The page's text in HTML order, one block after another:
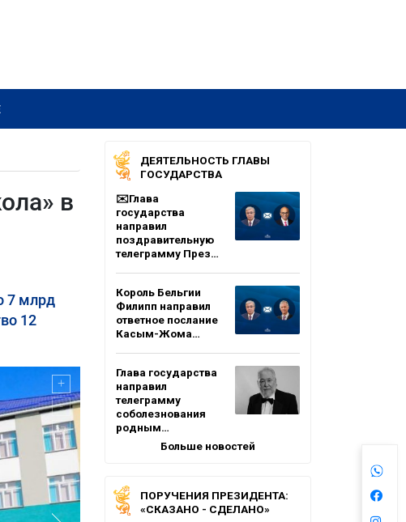
в
7 млрд
12
ДЕЯТЕЛЬНОСТЬ ГЛАВЫ
ГОСУДАРСТВА
✉️Глава
государства
направил
поздравительную
телеграмму През…
Король Бельгии
Филипп направил
ответное послание
Касым-Жома…
Глава государства
направил
телеграмму
соболезнования
родным…
Больше новостей
ПОРУЧЕНИЯ ПРЕЗИДЕНТА:
«СКАЗАНО - СДЕЛАНО»